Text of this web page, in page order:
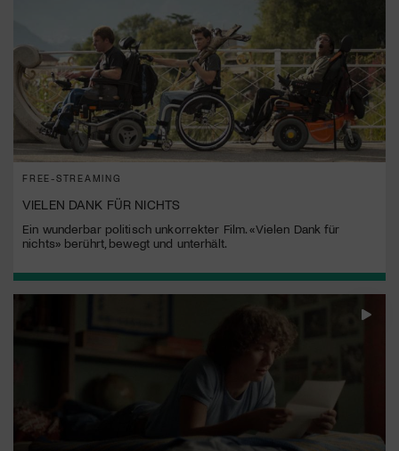
FREE-STREAMING
VIELEN DANK FÜR NICHTS
Ein wunderbar politisch unkorrekter Film. «Vielen Dank für
nichts» berührt, bewegt und unterhält.